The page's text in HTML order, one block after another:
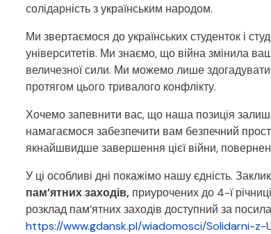
солідарність з українським народом.
Ми звертаємося до українських студенток і
університетів. Ми знаємо, що війна змінила
величезної сили. Ми можемо лише
протягом цього тривалого конфлікту.
Хочемо запевнити вас, що наша позиція
намагаємося забезпечити вам безпечний
якнайшвидше завершення цієї війни,
У ці особливі дні покажімо нашу єдність.
пам’ятних заходів, приурочених до 4-ї
розклад пам’ятних заходів доступний за
https://www.gdansk.pl/wiadomosci/Solidarni-